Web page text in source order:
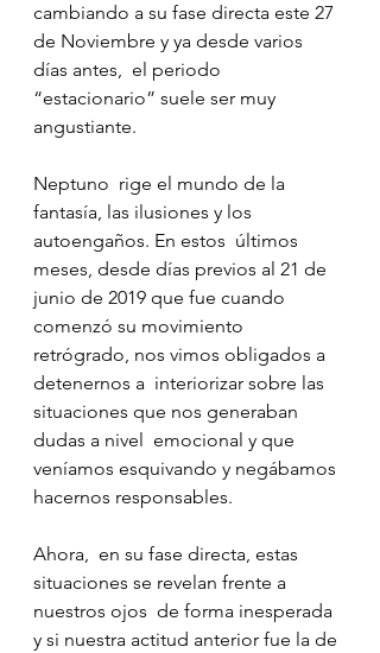
cambiando a su fase directa este 27
de Noviembre y ya desde varios
días antes,  el periodo
“estacionario” suele ser muy
angustiante.
Neptuno  rige el mundo de la
fantasía, las ilusiones y los
autoengaños. En estos  últimos
meses, desde días previos al 21 de
junio de 2019 que fue cuando
comenzó su movimiento
retrógrado, nos vimos obligados a
detenernos a  interiorizar sobre las
situaciones que nos generaban
dudas a nivel  emocional y que
veníamos esquivando y negábamos
hacernos responsables.
Ahora,  en su fase directa, estas
situaciones se revelan frente a
nuestros ojos  de forma inesperada
y si nuestra actitud anterior fue la de